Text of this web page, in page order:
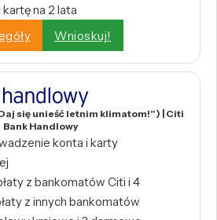
na 2 lata
Wnioskuj!
się unieść letnim klimatom!”) | Citi
Bank Handlowy
konta i karty
z bankomatów Citi i 4
z innych bankomatów